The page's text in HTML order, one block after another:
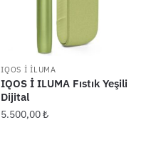
IQOS İ İLUMA
IQOS İ ILUMA Fıstık Yeşili
Dijital
5.500,00₺